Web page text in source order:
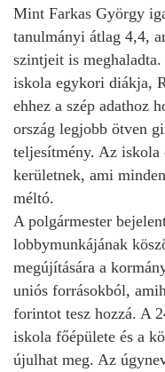
Mint Farkas György
tanulmányi átlag 4,4,
szintjeit is
iskola egykori diákja,
ehhez a szép adathoz
ország legjobb ötven
teljesítmény. Az iskola
kerületnek, ami
méltó.
A polgármester
lobbymunkájának
megújítására a
uniós forrásokból,
forintot tesz hozzá. A
iskola főépülete és a
újulhat meg. Az